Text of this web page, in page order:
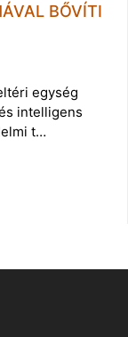
BŐVÍTI
egység
intelligens
t…